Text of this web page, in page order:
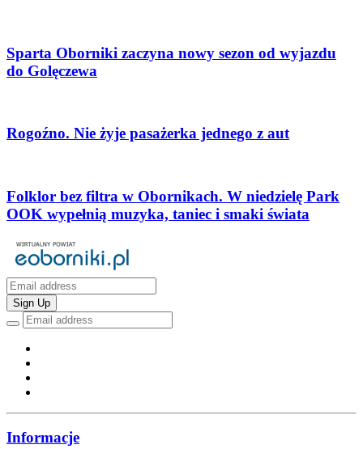
Sparta Oborniki zaczyna nowy sezon od wyjazdu
do Golęczewa
Rogoźno. Nie żyje pasażerka jednego z aut
Folklor bez filtra w Obornikach. W niedzielę Park
OOK wypełnią muzyka, taniec i smaki świata
Sign Up
Informacje